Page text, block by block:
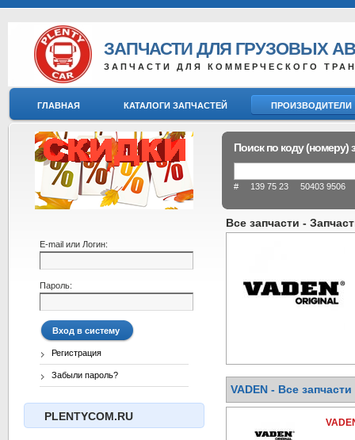
ЗАПЧАСТИ ДЛЯ ГРУЗОВЫХ
ЗАПЧАСТИ ДЛЯ КОММЕРЧЕСКОГО
ГЛАВНАЯ КАТАЛОГИ ЗАПЧАСТЕЙ ПРОИЗВОДИТЕЛИ
Поиск по коду (номеру)
# 139 75 23 50403 9506
Все запчасти -
VADEN - Все
E-mail или Логин:
Пароль:
Регистрация
Забыли пароль?
PLENTYCOM.RU